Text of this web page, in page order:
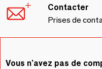
Contacter
Prises de
Vous n'avez pas de